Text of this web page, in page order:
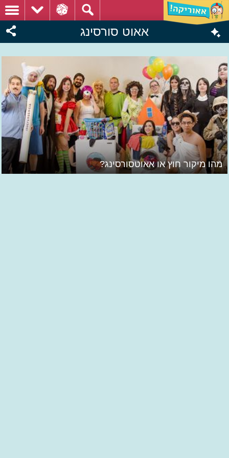
אאוט סורסינג
מהו מיקור חוץ או אאוטסורסינג?